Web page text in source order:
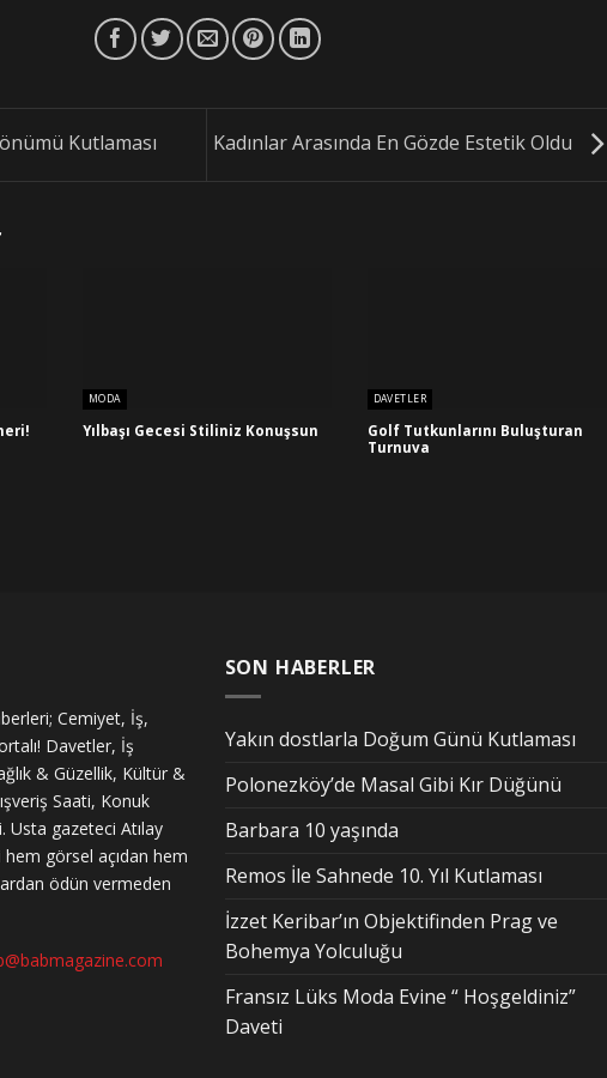
Kutlaması Kadınlar Arasında En Gözde Estetik Oldu
MODA
Yılbaşı Gecesi Stiliniz Konuşsun
DAVETLER
Golf Tutkunlarını Buluşturan
Turnuva
Cemiyet, İş,
Davetler, İş
& Güzellik, Kültür &
Saati, Konuk
gazeteci Atılay
hem görsel açıdan hem
ödün vermeden
SON HABERLER
Yakın dostlarla Doğum Günü Kutlaması
Polonezköy’de Masal Gibi Kır Düğünü
Barbara 10 yaşında
Remos İle Sahnede 10. Yıl Kutlaması
İzzet Keribar’ın Objektifinden Prag ve
Bohemya Yolculuğu
Fransız Lüks Moda Evine “ Hoşgeldiniz”
Daveti